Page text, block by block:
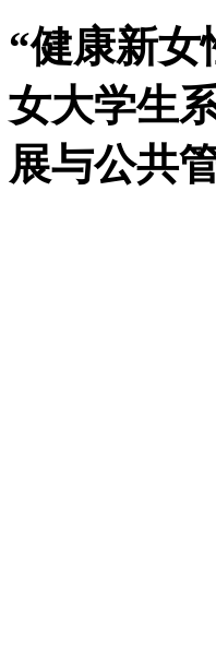
“健康新女
女大学生
展与公共